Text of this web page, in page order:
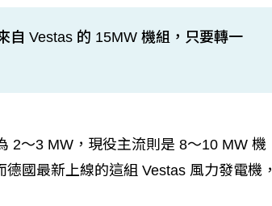
自 Vestas 的 15MW 機組，只要轉一
2～3 MW，現役主流則是 8～10 MW 機
國最新上線的這組 Vestas 風力發電機，